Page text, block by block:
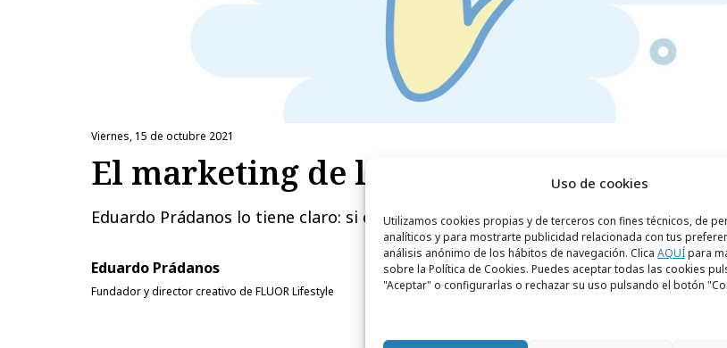
Uso de cookies
Utilizamos cookies propias y de terceros con fines técnicos, de
analíticos y para mostrarte publicidad relacionada con tus
análisis anónimo de los hábitos de navegación. Clica AQUÍpara
sobre la Política de Cookies. Puedes aceptar todas las cookies
"Aceptar" o configurarlas o rechazar su uso pulsando el botón
viernes, 15 de octubre 2021
El marketing de la honestidad
Eduardo Prádanos lo tiene claro: si comunicas con la verdad por delante, vendes
Eduardo Prádanos
Fundador y director creativo de FLUOR Lifestyle